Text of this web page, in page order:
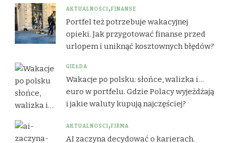
AKTUALNOŚCI FINANSE
Portfel też potrzebuje wakacyjnej
opieki. Jak przygotować finanse przed
urlopem i uniknąć kosztownych błędów?
GIEŁDA
Wakacje po polsku: słońce, walizka i…
euro w portfelu. Gdzie Polacy wyjeżdżają
i jakie waluty kupują najczęściej?
AKTUALNOŚCI FIRMA
AI zaczyna decydować o karierach.